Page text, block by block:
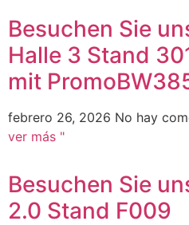
Besuchen Sie
Halle 3 Stand
mit
febrero 26, 2026 No hay
ver más "
Besuchen Sie
2.0 Stand F009